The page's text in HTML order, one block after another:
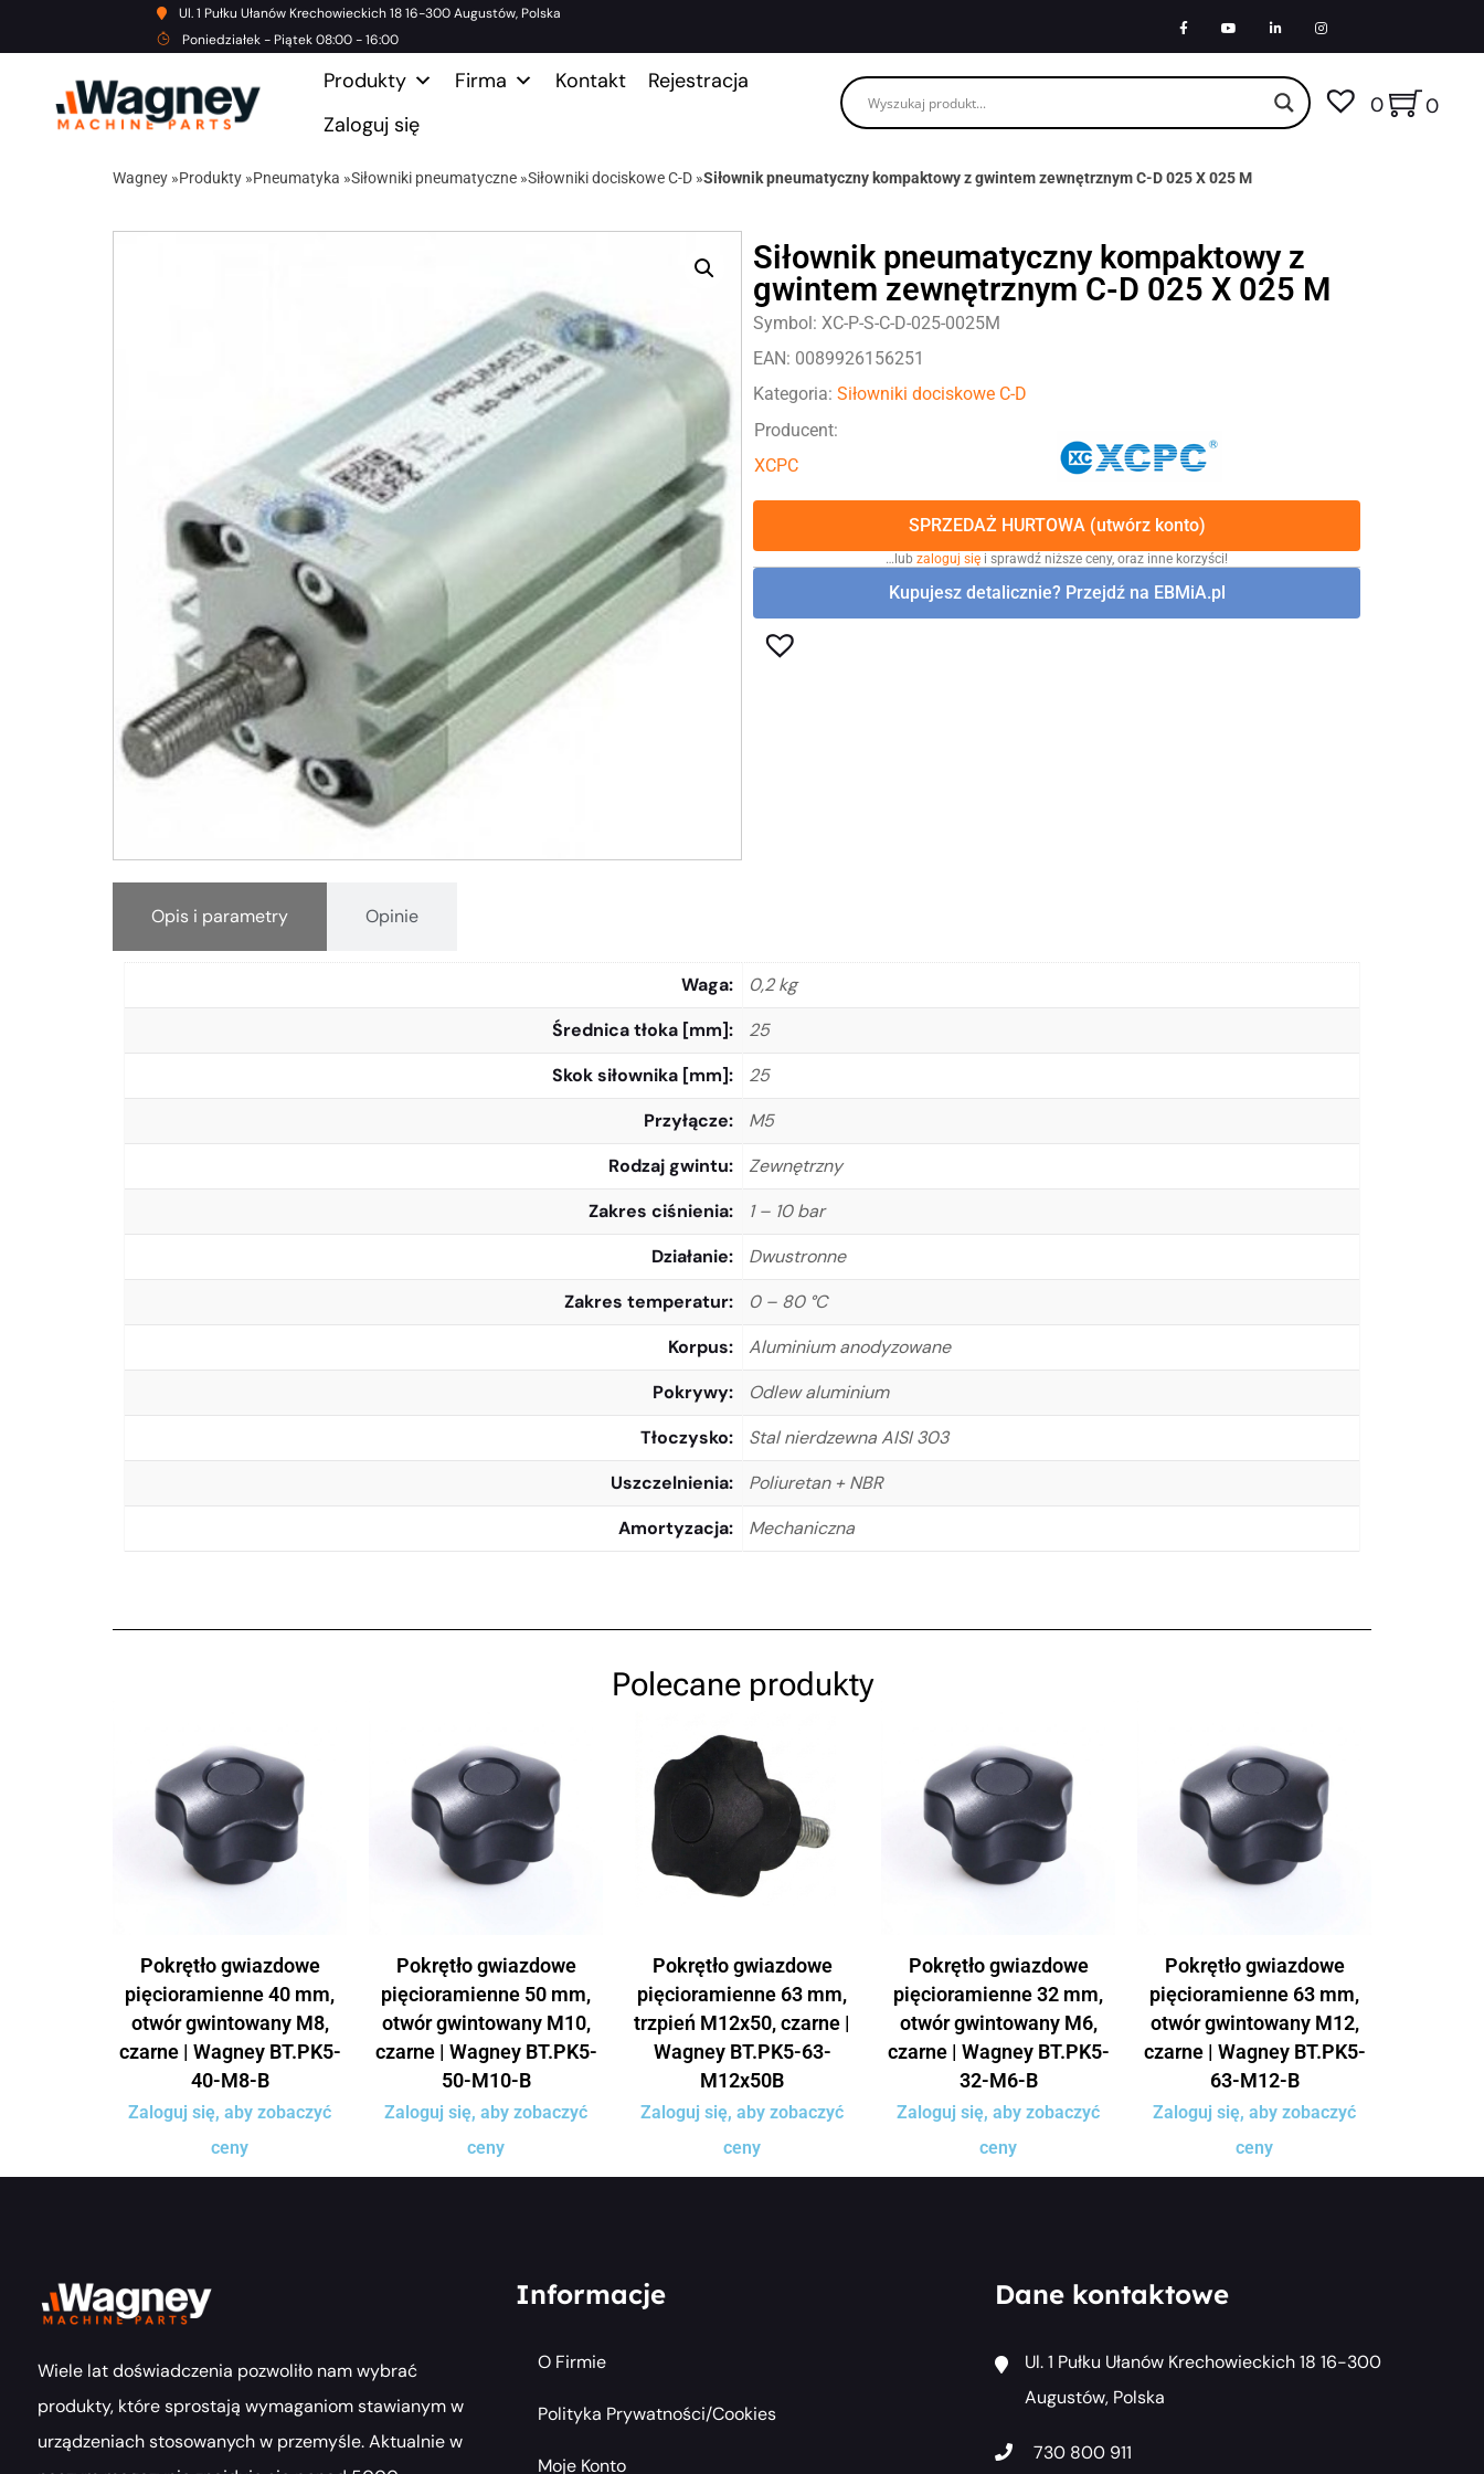
Ul. 1 Pułku Ułanów Krechowieckich 18 16-300 Augustów, Polska
Poniedziałek - Piątek 08:00 - 16:00
Produkty Firma Kontakt
Rejestracja
Zaloguj się
0 0
Wagney »Produkty »Pneumatyka »Siłowniki pneumatyczne »Siłowniki dociskowe C-D »Siłownik pneumatyczny kompaktowy z gwintem zewnętrznym C-D 025 X 025 M
Siłownik pneumatyczny kompaktowy z
gwintem zewnętrznym C-D 025 X 025 M
Symbol: XC-P-S-C-D-025-0025M
EAN: 0089926156251
Kategoria: Siłowniki dociskowe C-D
Producent:
XCPC
SPRZEDAŻ HURTOWA (utwórz konto)
…lub zaloguj się i sprawdź niższe ceny, oraz inne korzyści!
Kupujesz detalicznie? Przejdź na EBMiA.pl
Opis i parametry Opinie
Waga
0,2 kg
Średnica tłoka [mm]
25
Skok siłownika [mm]
25
Przyłącze
M5
Rodzaj gwintu
Zewnętrzny
Zakres ciśnienia
1 – 10 bar
Działanie
Dwustronne
Zakres temperatur
0 – 80 °C
Korpus
Aluminium anodyzowane
Pokrywy
Odlew aluminium
Tłoczysko
Stal nierdzewna AISI 303
Uszczelnienia
Poliuretan + NBR
Amortyzacja
Mechaniczna
Polecane produkty
Pokrętło gwiazdowe
pięcioramienne 40 mm,
otwór gwintowany M8,
czarne | Wagney BT.PK5-
40-M8-B
Zaloguj się, aby zobaczyć
ceny
Pokrętło gwiazdowe
pięcioramienne 50 mm,
otwór gwintowany M10,
czarne | Wagney BT.PK5-
50-M10-B
Zaloguj się, aby zobaczyć
ceny
Pokrętło gwiazdowe
pięcioramienne 63 mm,
trzpień M12x50, czarne |
Wagney BT.PK5-63-
M12x50B
Zaloguj się, aby zobaczyć
ceny
Pokrętło gwiazdowe
pięcioramienne 32 mm,
otwór gwintowany M6,
czarne | Wagney BT.PK5-
32-M6-B
Zaloguj się, aby zobaczyć
ceny
Pokrętło gwiazdowe
pięcioramienne 63 mm,
otwór gwintowany M12,
czarne | Wagney BT.PK5-
63-M12-B
Zaloguj się, aby zobaczyć
ceny
Wiele lat doświadczenia pozwoliło nam wybrać
produkty, które sprostają wymaganiom stawianym w
urządzeniach stosowanych w przemyśle. Aktualnie w
Informacje
O Firmie
Polityka Prywatności/cookies
Moje Konto
Dane kontaktowe
Ul. 1 Pułku Ułanów Krechowieckich 18 16-300
Augustów, Polska
730 800 911